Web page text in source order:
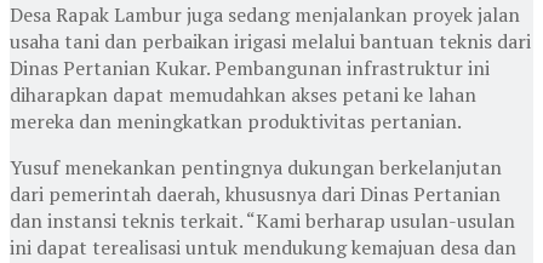
Desa Rapak Lambur juga sedang menjalankan proyek jalan
usaha tani dan perbaikan irigasi melalui bantuan teknis dari
Dinas Pertanian Kukar. Pembangunan infrastruktur ini
diharapkan dapat memudahkan akses petani ke lahan
mereka dan meningkatkan produktivitas pertanian.
Yusuf menekankan pentingnya dukungan berkelanjutan
dari pemerintah daerah, khususnya dari Dinas Pertanian
dan instansi teknis terkait. “Kami berharap usulan-usulan
ini dapat terealisasi untuk mendukung kemajuan desa dan